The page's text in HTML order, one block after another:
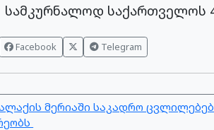
სამკურნალოდ საქართველოს
Facebook Telegram
მერიაში საკადრო